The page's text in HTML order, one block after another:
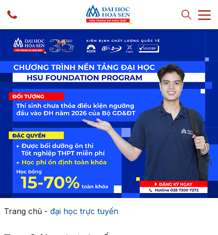
Trang chủ- đại học trực tuyến